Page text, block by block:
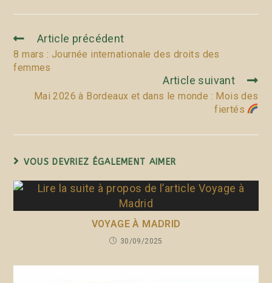
Article précédent
8 mars : Journée internationale des droits des
femmes
Article suivant
Mai 2026 à Bordeaux et dans le monde : Mois des
fiertés
VOUS DEVRIEZ ÉGALEMENT AIMER
VOYAGE À MADRID
30/09/2025